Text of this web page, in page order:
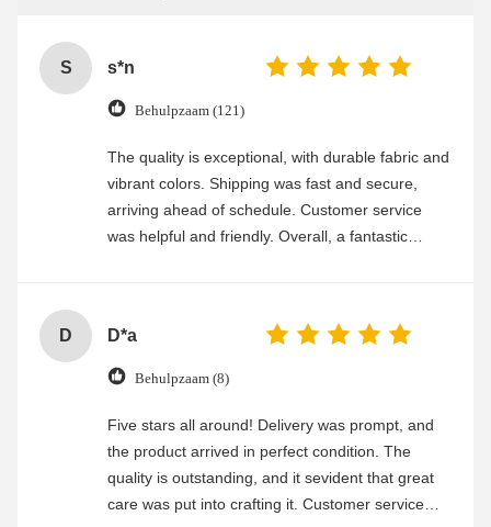
S s*n
Behulpzaam (121)
The quality is exceptional, with durable fabric and
vibrant colors. Shipping was fast and secure,
arriving ahead of schedule. Customer service
was helpful and friendly. Overall, a fantastic
D D*a
Behulpzaam (8)
Five stars all around! Delivery was prompt, and
the product arrived in perfect condition. The
quality is outstanding, and it sevident that great
care was put into crafting it. Customer service